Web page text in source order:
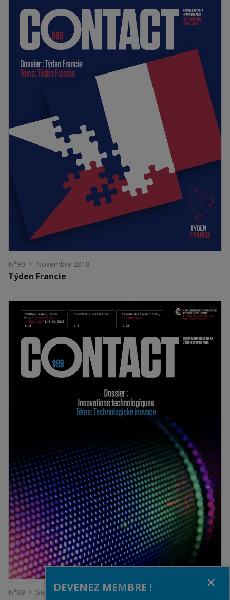
N°90 • Novembre 2018
Týden Francie
N°89 • Septembre 2018DEVENEZ MEMBRE !